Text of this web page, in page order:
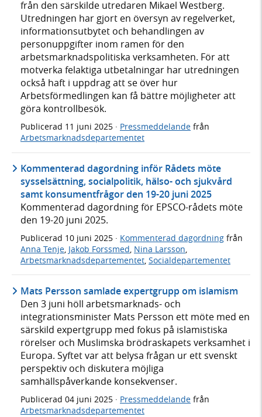
från den särskilde utredaren Mikael Westberg.
Utredningen har gjort en översyn av regelverket,
informationsutbytet och behandlingen av
personuppgifter inom ramen för den
arbetsmarknadspolitiska verksamheten. För att
motverka felaktiga utbetalningar har utredningen
också haft i uppdrag att se över hur
Arbetsförmedlingen kan få bättre möjligheter att
göra kontrollbesök.
Publicerad 11 juni 2025 · Pressmeddelande från
Arbetsmarknadsdepartementet
Kommenterad dagordning inför Rådets möte
sysselsättning, socialpolitik, hälso- och sjukvård
samt konsumentfrågor den 19-20 juni 2025
Kommenterad dagordning för EPSCO-rådets möte
den 19-20 juni 2025.
Publicerad 10 juni 2025 · Kommenterad dagordning från
Anna Tenje, Jakob Forssmed, Nina Larsson,
Arbetsmarknadsdepartementet, Socialdepartementet
Mats Persson samlade expertgrupp om islamism
Den 3 juni höll arbetsmarknads- och
integrationsminister Mats Persson ett möte med en
särskild expertgrupp med fokus på islamistiska
rörelser och Muslimska brödraskapets verksamhet i
Europa. Syftet var att belysa frågan ur ett svenskt
perspektiv och diskutera möjliga
samhällspåverkande konsekvenser.
Publicerad 04 juni 2025 · Pressmeddelande från
Arbetsmarknadsdepartementet